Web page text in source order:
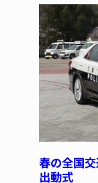
春の全国
出動式